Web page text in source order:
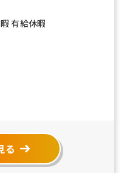
有給休暇
る